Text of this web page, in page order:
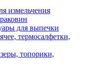
измельчения
для выпечки
термосалфетки,
топорики,